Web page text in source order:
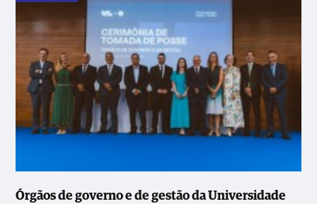
Órgãos de governo e de gestão da Universidade